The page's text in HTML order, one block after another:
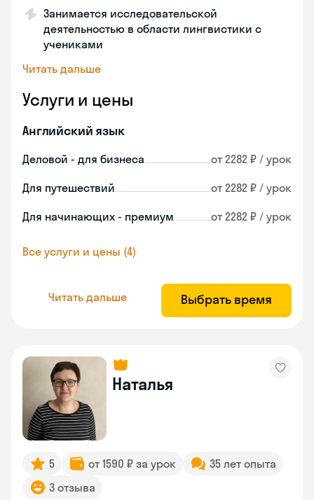
Занимается исследовательской
деятельностью в области лингвистики с
учениками
Читать дальше
Услуги и цены
Английский язык
Деловой - для бизнеса от 2282 ₽ / урок
Для путешествий от 2282 ₽ / урок
Для начинающих - премиум от 2282 ₽ / урок
Все услуги и цены (4)
Читать дальше Выбрать время
Наталья
5 от 1590 ₽ за урок
35 лет опыта
3 отзыва